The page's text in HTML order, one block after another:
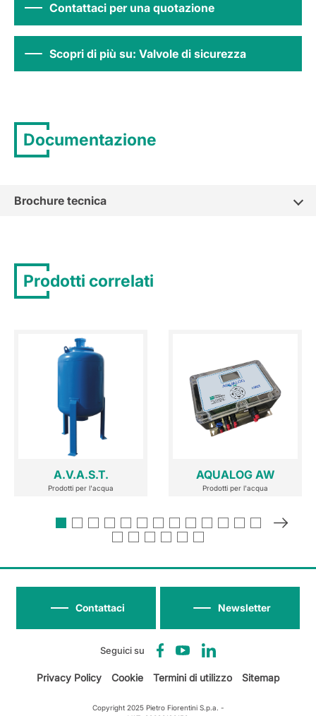
Contattaci per una quotazione
Scopri di più su: Valvole di sicurezza
Documentazione
Brochure tecnica
Prodotti correlati
A.V.A.S.T.
Prodotti per l'acqua
AQUALOG AW
Prodotti per l'acqua
Seguici su
Newsletter
Contattaci
Privacy Policy Cookie Termini di utilizzo Sitemap
Copyright 2025 Pietro Fiorentini S.p.a. -